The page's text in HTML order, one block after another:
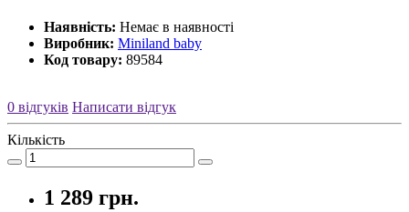
Наявність: Немає в наявності
Виробник: Miniland baby
Код товару: 89584
0 відгуків Написати відгук
Кількість
1 289 грн.